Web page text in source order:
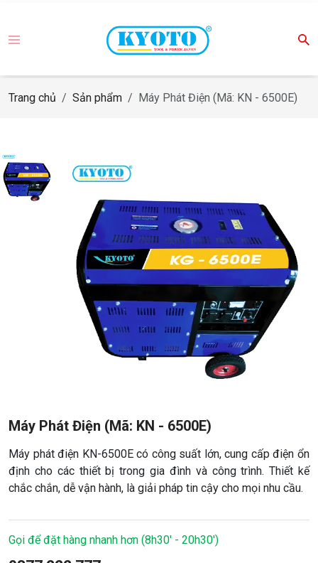
Trang chủ Sản phẩm Máy Phát Điện (Mã: KN - 6500E)
Máy Phát Điện (Mã: KN - 6500E)
Máy phát điện KN-6500E có công suất lớn, cung cấp điện ổn
định cho các thiết bị trong gia đình và công trình. Thiết kế
chắc chắn, dễ vận hành, là giải pháp tin cậy cho mọi nhu cầu.
Gọi để đặt hàng nhanh hơn (8h30' - 20h30')